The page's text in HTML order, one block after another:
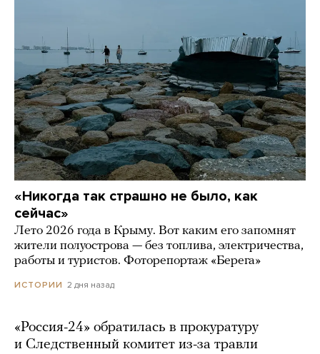
«Никогда так страшно не было, как
сейчас»
Лето 2026 года в Крыму. Вот каким его запомнят
жители полуострова — без топлива, электричества,
работы и туристов. Фоторепортаж «Берега»
ИСТОРИИ 2 дня назад
«Россия-24» обратилась в прокуратуру
и Следственный комитет из-за травли